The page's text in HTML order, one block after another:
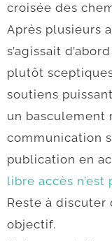
croisée des
Après plusieurs
s’agissait
plutôt
soutiens
un basculement
communication
publication en
libre accès
Reste à discuter
objectif.